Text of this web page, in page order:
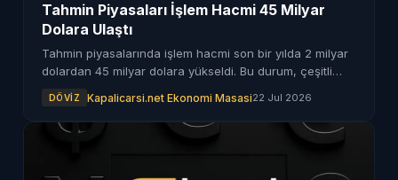
Tahmin Piyasaları İşlem Hacmi 45 Milyar
Dolara Ulaştı
Tahmin piyasalarında işlem hacmi son bir yılda 2 milyar
dolardan 45 milyar dolara yükseldi. Bu durum, çeşitli
DÖVIZ Kapalicarsi.net Ekonomi Masasi22 Jul 2026